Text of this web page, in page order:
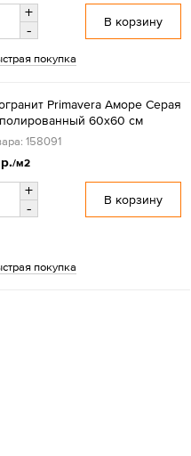
+
-
В корзину
покупка
Primavera Аморе Серая
полированный 60x60 см
158091
/м2
+
-
В корзину
покупка